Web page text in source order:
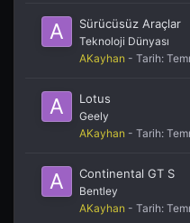
Sürücüsüz Araçlar
Teknoloji Dünyası
AKayhan - Tarih:
Lotus
Geely
AKayhan - Tarih:
Continental GT S
Bentley
AKayhan - Tarih: